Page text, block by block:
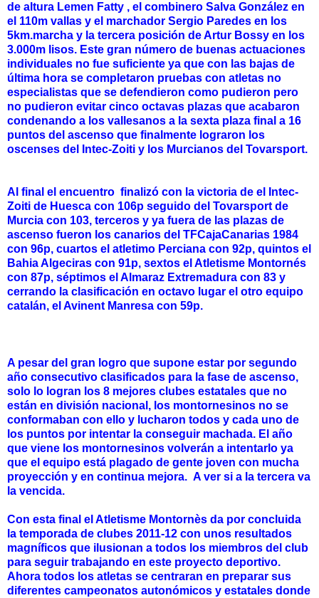
de altura Lemen Fatty , el combinero Salva González en
el 110m vallas y el marchador Sergio Paredes en los
5km.marcha y la tercera posición de Artur Bossy en los
3.000m lisos. Este gran número de buenas actuaciones
individuales no fue suficiente ya que con las bajas de
última hora se completaron pruebas con atletas no
especialistas que se defendieron como pudieron pero
no pudieron evitar cinco octavas plazas que acabaron
condenando a los vallesanos a la sexta plaza final a 16
puntos del ascenso que finalmente lograron los
oscenses del Intec-Zoiti y los Murcianos del Tovarsport.
Al final el encuentro finalizó con la victoria de el Intec-
Zoiti de Huesca con 106p seguido del Tovarsport de
Murcia con 103, terceros y ya fuera de las plazas de
ascenso fueron los canarios del TFCajaCanarias 1984
con 96p, cuartos el atletimo Perciana con 92p, quintos el
Bahia Algeciras con 91p, sextos el Atletisme Montornés
con 87p, séptimos el Almaraz Extremadura con 83 y
cerrando la clasificación en octavo lugar el otro equipo
catalán, el Avinent Manresa con 59p.
A pesar del gran logro que supone estar por segundo
año consecutivo clasificados para la fase de ascenso,
solo lo logran los 8 mejores clubes estatales que no
están en división nacional, los montornesinos no se
conformaban con ello y lucharon todos y cada uno de
los puntos por intentar la conseguir machada. El año
que viene los montornesinos volverán a intentarlo ya
que el equipo está plagado de gente joven con mucha
proyección y en continua mejora. A ver si a la tercera va
la vencida.
Con esta final el Atletisme Montornès da por concluida
la temporada de clubes 2011-12 con unos resultados
magníficos que ilusionan a todos los miembros del club
para seguir trabajando en este proyecto deportivo.
Ahora todos los atletas se centraran en preparar sus
diferentes campeonatos autonómicos y estatales donde